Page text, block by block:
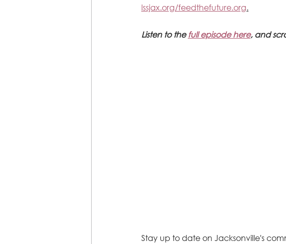
lssjax.org/feedthefuture.org.
Listen to the full episode here, and
Stay up to date on Jacksonville's